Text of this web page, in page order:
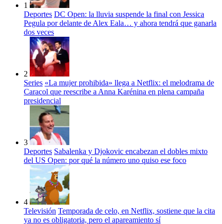
1
Deportes DC Open: la lluvia suspende la final con Jessica
Pegula por delante de Alex Eala… y ahora tendrá que ganarla
dos veces
2
Series «La mujer prohibida» llega a Netflix: el melodrama de
Caracol que reescribe a Anna Karénina en plena campaña
presidencial
3
Deportes Sabalenka y Djokovic encabezan el dobles mixto
del US Open: por qué la número uno quiso ese foco
4
Televisión Temporada de celo, en Netflix, sostiene que la cita
ya no es obligatoria, pero el apareamiento sí